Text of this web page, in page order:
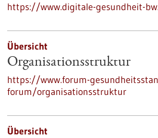
https://www.digitale-gesundheit-
Übersicht
Organisationsstruktur
https://www.forum-
forum/organisationsstruktur
Übersicht